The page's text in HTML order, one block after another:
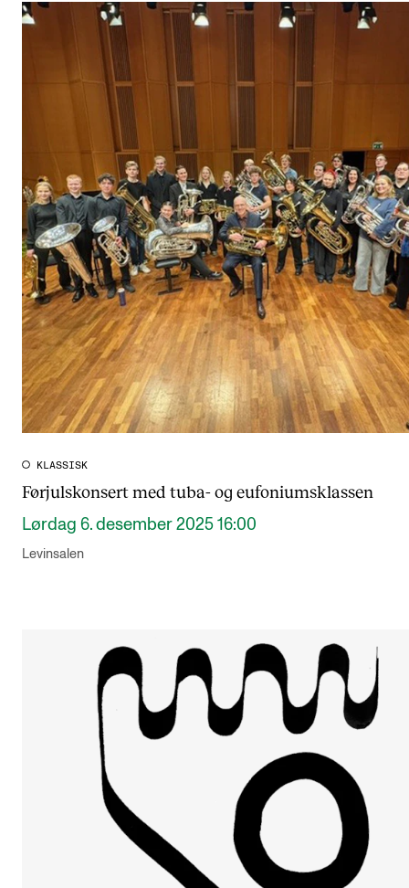
KLASSISK
Førjulskonsert med tuba- og eufoniumsklassen
Lørdag 6. desember 2025 16:00
Levinsalen